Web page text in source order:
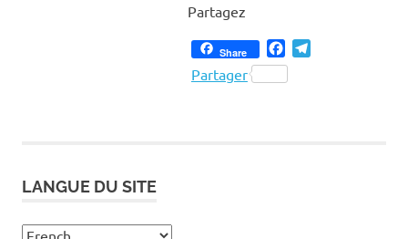
Partagez
Share Facebook
Partager
LANGUE DU SITE